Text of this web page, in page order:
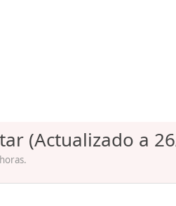
(Actualizado a